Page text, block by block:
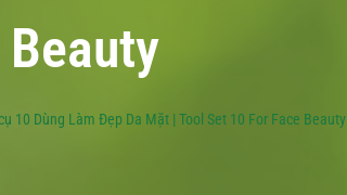
10 Dùng Làm Đẹp Da Mặt | Tool Set 10 For Face Beauty